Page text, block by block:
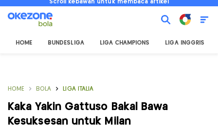
Scroll kebawah untuk membaca artikel
HOME BUNDESLIGA LIGA CHAMPIONS LIGA INGGRIS
HOME BOLA LIGA ITALIA
Kaka Yakin Gattuso Bakal Bawa
Kesuksesan untuk Milan